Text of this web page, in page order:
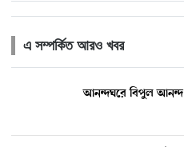
এ সম্পর্কিত আরও খবর
আনন্দঘরে বিপুল আনন্দ